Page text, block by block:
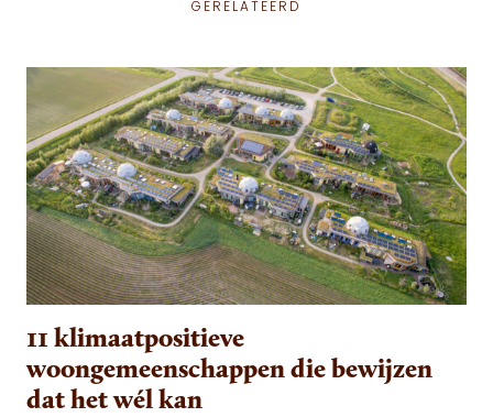
GERELATEERD
11 klimaatpositieve
woongemeenschappen die bewijzen
dat het wél kan